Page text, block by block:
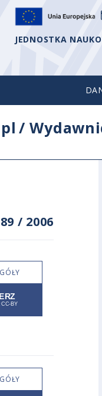
JEDNOSTKA
pl /
/ 2006